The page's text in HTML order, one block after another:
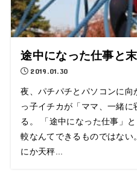
途中になった仕事と
2019.01.30
夜、パチパチとパソコンに
っ子イチカが「ママ、一緒に
る。 「途中になった仕事」
較なんてできるものではない
にか天秤...